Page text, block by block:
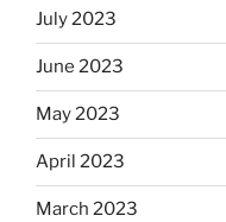
July 2023
June 2023
May 2023
April 2023
March 2023